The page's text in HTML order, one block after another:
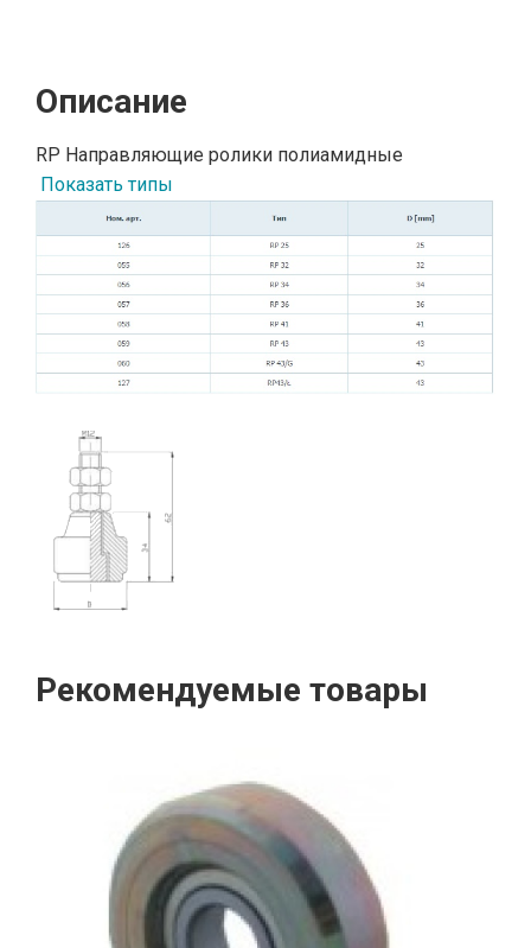
Описание
RP Направляющие ролики полиамидные
Показать типы
Рекомендуемые товары